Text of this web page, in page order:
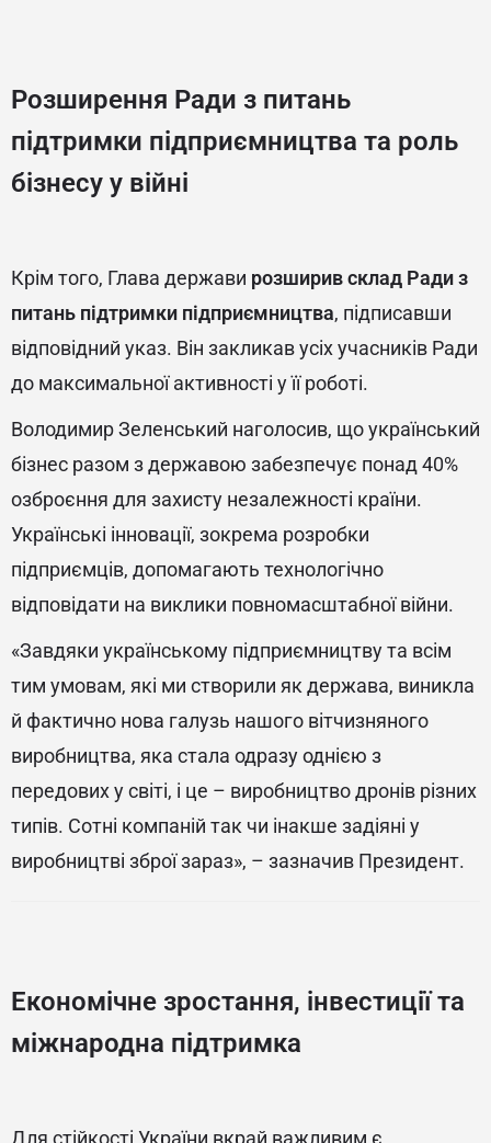
Розширення Ради з питань
підтримки підприємництва та роль
бізнесу у війні
Крім того, Глава держави розширив склад Ради з
питань підтримки підприємництва, підписавши
відповідний указ. Він закликав усіх учасників Ради
до максимальної активності у її роботі.
Володимир Зеленський наголосив, що український
бізнес разом з державою забезпечує понад 40%
озброєння для захисту незалежності країни.
Українські інновації, зокрема розробки
підприємців, допомагають технологічно
відповідати на виклики повномасштабної війни.
«Завдяки українському підприємництву та всім
тим умовам, які ми створили як держава, виникла
й фактично нова галузь нашого вітчизняного
виробництва, яка стала одразу однією з
передових у світі, і це – виробництво дронів різних
типів. Сотні компаній так чи інакше задіяні у
виробництві зброї зараз», – зазначив Президент.
Економічне зростання, інвестиції та
міжнародна підтримка
Для стійкості України вкрай важливим є